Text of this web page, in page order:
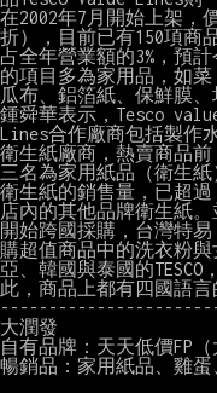
在2002年7月開始上架，
折），目前已有150項商
占全年營業額的3%，預
的項目多為家用品，如菜
瓜布、鋁箔紙、保鮮膜
鍾舜華表示，Tesco
Lines合作廠商包括製作
衛生紙廠商，熱賣商品前
三名為家用紙品（衛生
衛生紙的銷售量，已超過
店內的其他品牌衛生紙。
開始跨國採購，台灣特易
購超值商品中的洗衣粉
亞、韓國與泰國的TESCO
此，商品上都有四國語言
大潤發
自有品牌：天天低價FP（
暢銷品：家用紙品、雞蛋